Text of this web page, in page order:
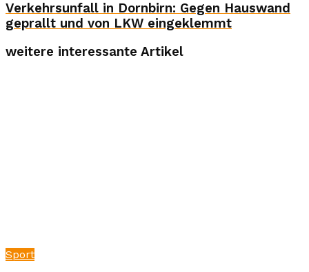
Verkehrsunfall in Dornbirn: Gegen Hauswand
geprallt und von LKW eingeklemmt
weitere interessante Artikel
Sport